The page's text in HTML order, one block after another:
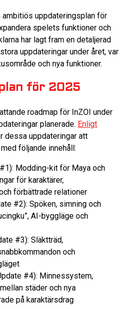
ambitiös uppdateringsplan för
spelets funktioner och
har lagt fram en detaljerad
uppdateringar under året, var
och nya funktioner.
för 2025
roadmap för InZOI under
planerade. Enligt
dessa uppdateringar att
följande innehåll:
Modding-kit för Maya och
för karaktärer,
förbättrade relationer
#2): Spöken, simning och
AI-byggläge och
#3): Släktträd,
och
#4): Minnessystem,
städer och nya
på karaktärsdrag